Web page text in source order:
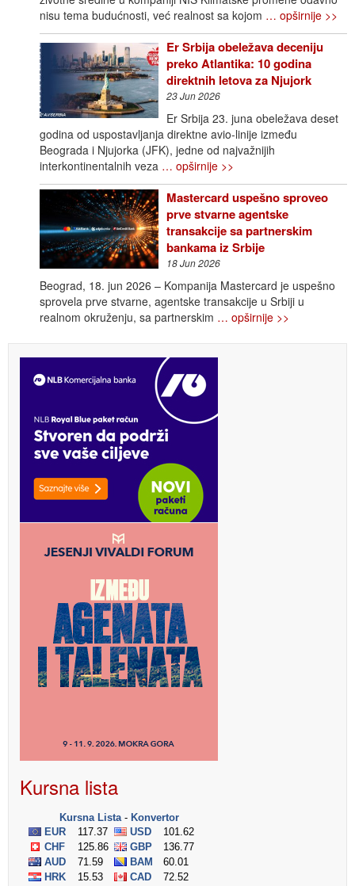
nisu tema budućnosti, već realnost sa kojom … opširnije >>
Er Srbija obeležava deceniju
preko Atlantika: 10 godina
direktnih letova za Njujork
23 Jun 2026
Er Srbija 23. juna obeležava deset
godina od uspostavljanja direktne avio-linije između
Beograda i Njujorka (JFK), jedne od najvažnijih
interkontinentalnih veza … opširnije >>
Mastercard uspešno sproveo
prve stvarne agentske
transakcije sa partnerskim
bankama iz Srbije
18 Jun 2026
Beograd, 18. jun 2026 – Kompanija Mastercard je uspešno
sprovela prve stvarne, agentske transakcije u Srbiji u
realnom okruženju, sa partnerskim … opširnije >>
Kursna lista